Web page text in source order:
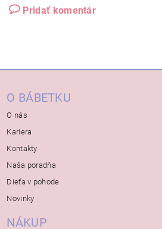
Pridať komentár
O BÁBETKU
O nás
Kariera
Kontakty
Naša poradňa
Dieťa v pohode
Novinky
NÁKUP